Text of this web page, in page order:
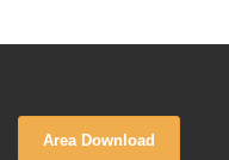
Area Download